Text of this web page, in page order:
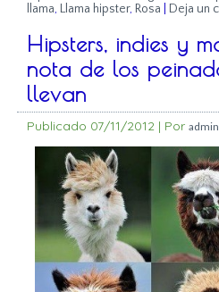
llama, Llama hipster, Rosa Deja un
Hipsters, indies y
nota de los
llevan
Publicado 07/11/2012 | Por admin